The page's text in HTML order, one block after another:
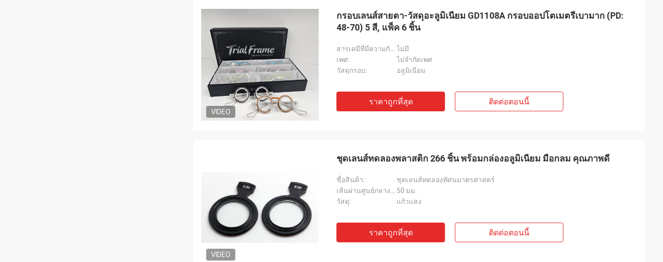
VIDEO
กรอบเลนส์สายตา-วัสดุอะลูมิเนียม GD1108A กรอบออปโตเมตรีเบามาก (PD:
48-70) 5 สี, แพ็ค 6 ชิ้น
สารเคมีที่มีความกังวลสูง: ไม่มี
เพศ:
ไม่จำกัดเพศ
วัสดุกรอบ:
อลูมิเนียม
ราคาถูกที่สุด ติดต่อตอนนี้
VIDEO
ชุดเลนส์ทดลองพลาสติก 266 ชิ้น พร้อมกล่องอลูมิเนียม มือกลม คุณภาพดี
ชื่อสินค้า:
ชุดเลนส์ทดลองทัศนมาตรศาสตร์
เส้นผ่านศูนย์กลางเลนส์: 50 มม.
วัสดุ:
แก้วแสง
ราคาถูกที่สุด ติดต่อตอนนี้